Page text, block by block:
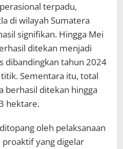
terpadu,
di wilayah Sumatera
signifikan. Hingga Mei
ditekan menjadi
dibandingkan tahun 2024
Sementara itu, total
berhasil ditekan hingga
hektare.
oleh pelaksanaan
yang digelar